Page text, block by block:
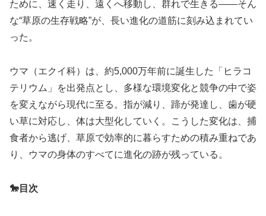
ために、速く走り、遠くへ移動し、群れで生きる――そん
な“草原の生存戦略”が、長い進化の道筋に刻み込まれてい
った。
ウマ（エクイ科）は、約5,000万年前に誕生した「ヒラコ
テリウム」を出発点とし、多様な環境変化と競争の中で姿
を変えながら現代に至る。指が減り、蹄が発達し、歯が硬
い草に対応し、体は大型化していく。こうした変化は、捕
食者から逃げ、草原で効率的に暮らすための積み重ねであ
り、ウマの身体のすべてに進化の跡が残っている。
🐎目次